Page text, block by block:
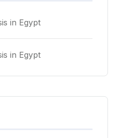
in Egypt
in Egypt